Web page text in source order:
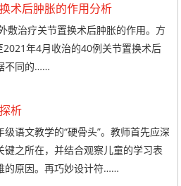
术后肿胀的作用分析
敷治疗关节置换术后肿胀的作用。方
年4月收治的40例关节置换术后
不同的……
析
语文教学的“硬骨头”。教师首先应深
键之所在，并结合观察儿童的学习表
的原因。再巧妙设计符……